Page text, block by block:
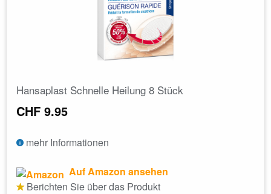
Hansaplast Schnelle Heilung 8 Stück
CHF 9.95
mehr Informationen
Auf Amazon ansehen
Berichten Sie über das Produkt